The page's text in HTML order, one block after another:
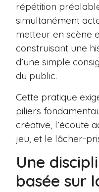
répétition
simultanément
metteur en scène
construisant une
d’une simple
du public.
Cette pratique
piliers
créative, l’écoute
jeu, et le lâcher-
Une
basée sur